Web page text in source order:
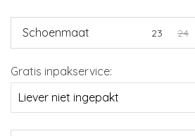
Schoenmaat 23 24
Gratis inpakservice: